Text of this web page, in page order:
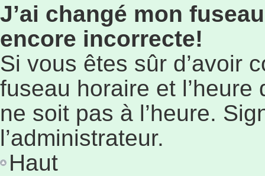
J’ai changé mon
encore incorrecte!
Si vous êtes sûr d’avoir
fuseau horaire et l’heure
ne soit pas à l’heure.
l’administrateur.
Haut